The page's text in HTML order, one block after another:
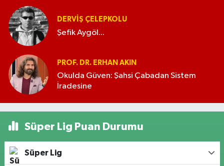
DERVIŞ ÇELEPKOLU
Şefik Aygöl...
PROF. DR. ERHAN AKIN
Okulda Güven: Şahsi Çabadan Sistem
İradesine
Süper Lig Puan Durumu
Süper Lig